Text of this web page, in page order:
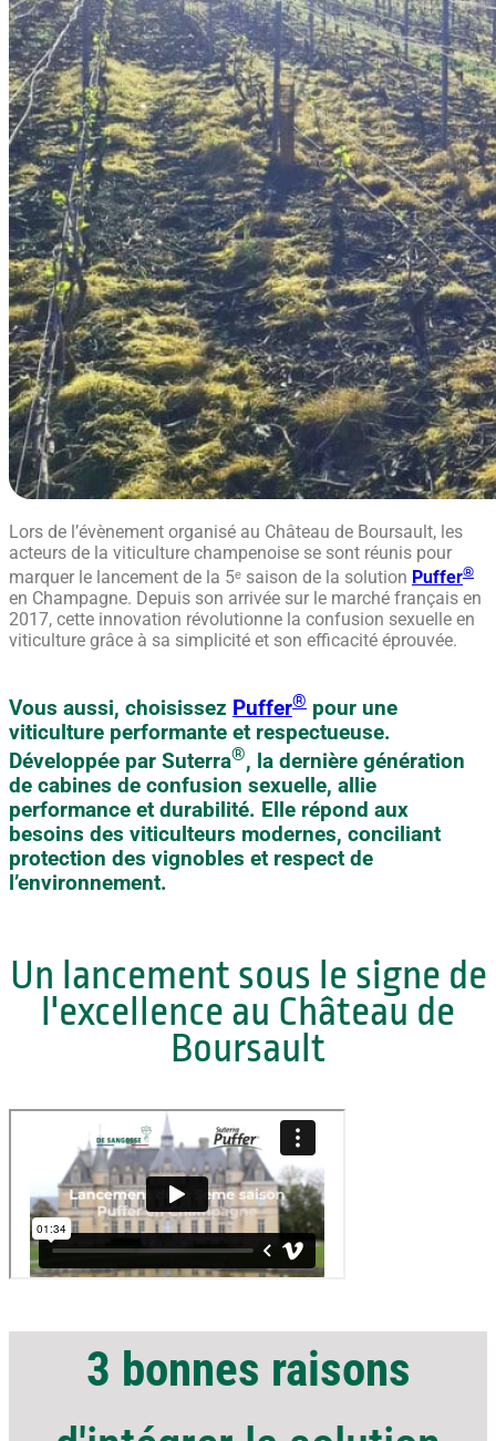
Lors de l’évènement organisé au Château de Boursault, les
acteurs de la viticulture champenoise se sont réunis pour
marquer le lancement de la 5ᵉ saison de la solution Puffer®
en Champagne. Depuis son arrivée sur le marché français en
2017, cette innovation révolutionne la confusion sexuelle en
viticulture grâce à sa simplicité et son efficacité éprouvée.
Vous aussi, choisissez Puffer® pour une
viticulture performante et respectueuse.
Développée par Suterra®, la dernière génération
de cabines de confusion sexuelle, allie
performance et durabilité. Elle répond aux
besoins des viticulteurs modernes, conciliant
protection des vignobles et respect de
l’environnement.
Un lancement sous le signe de
l'excellence au Château de
Boursault
3 bonnes raisons